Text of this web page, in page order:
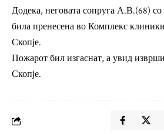
Додека, неговата сопруга А.В.(68)
била пренесена во Комплекс
Скопје.
Пожарот бил изгаснат, а увид
Скопје.